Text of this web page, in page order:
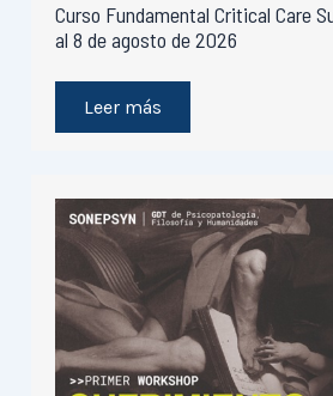
Curso Fundamental Critical Care
al 8 de agosto de 2026
Leer más